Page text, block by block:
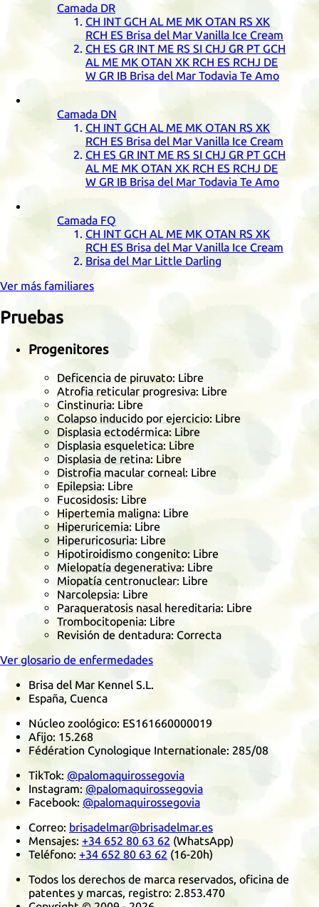
Camada DR
CH INT GCH AL ME MK OTAN RS XK
RCH ES Brisa del Mar Vanilla Ice Cream
CH ES GR INT ME RS SI CHJ GR PT GCH
AL ME MK OTAN XK RCH ES RCHJ DE
W GR IB Brisa del Mar Todavia Te Amo
Camada DN
CH INT GCH AL ME MK OTAN RS XK
RCH ES Brisa del Mar Vanilla Ice Cream
CH ES GR INT ME RS SI CHJ GR PT GCH
AL ME MK OTAN XK RCH ES RCHJ DE
W GR IB Brisa del Mar Todavia Te Amo
Camada FQ
CH INT GCH AL ME MK OTAN RS XK
RCH ES Brisa del Mar Vanilla Ice Cream
Brisa del Mar Little Darling
Ver más familiares
Pruebas
Progenitores
Deficencia de piruvato: Libre
Atrofia reticular progresiva: Libre
Cinstinuria: Libre
Colapso inducido por ejercicio: Libre
Displasia ectodérmica: Libre
Displasia esqueletica: Libre
Displasia de retina: Libre
Distrofia macular corneal: Libre
Epilepsia: Libre
Fucosidosis: Libre
Hipertemia maligna: Libre
Hiperuricemia: Libre
Hiperuricosuria: Libre
Hipotiroidismo congenito: Libre
Mielopatía degenerativa: Libre
Miopatía centronuclear: Libre
Narcolepsia: Libre
Paraqueratosis nasal hereditaria: Libre
Trombocitopenia: Libre
Revisión de dentadura: Correcta
Ver glosario de enfermedades
Brisa del Mar Kennel S.L.
España, Cuenca
Núcleo zoológico: ES161660000019
Afijo: 15.268
Fédération Cynologique Internationale: 285/08
TikTok: @palomaquirossegovia
Instagram: @palomaquirossegovia
Facebook: @palomaquirossegovia
Correo: brisadelmar@brisadelmar.es
Mensajes: +34 652 80 63 62 (WhatsApp)
Teléfono: +34 652 80 63 62 (16-20h)
Todos los derechos de marca reservados, oficina de
patentes y marcas, registro: 2.853.470